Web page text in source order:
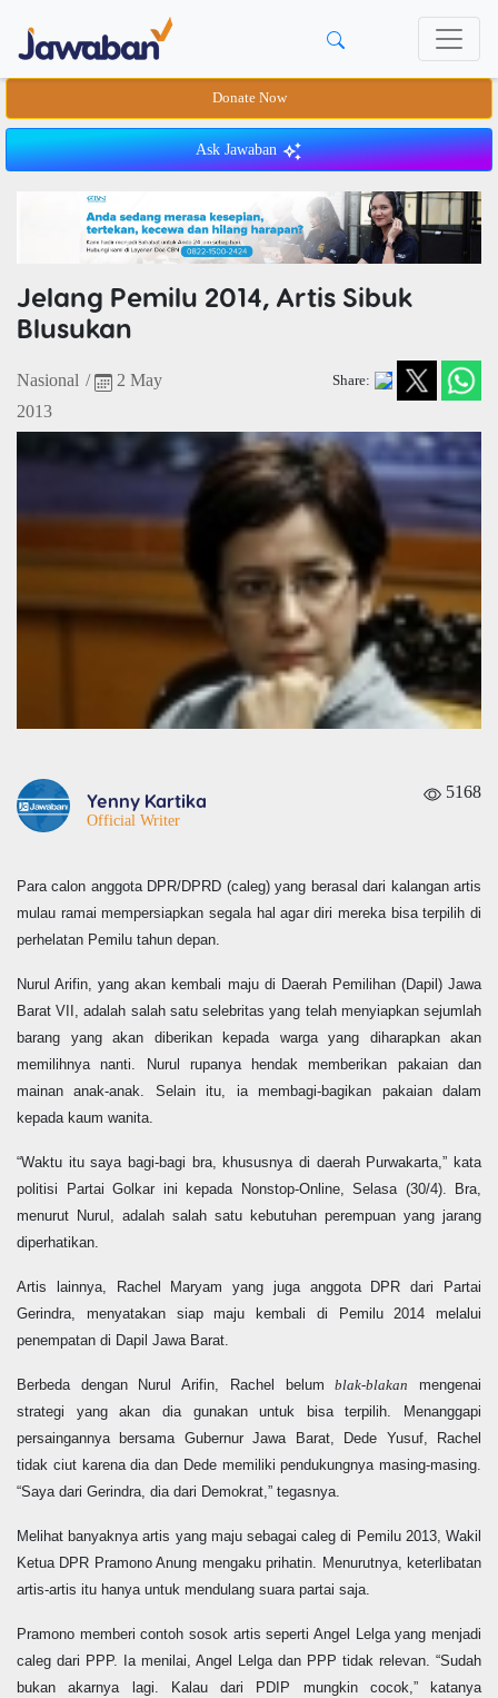
Donate Now
Ask Jawaban
Jelang Pemilu 2014, Artis Sibuk
Blusukan
Nasional /
2 May
2013
Share:
Yenny Kartika
Official Writer
5168
Para calon anggota DPR/DPRD (caleg) yang berasal dari kalangan artis
mulau ramai mempersiapkan segala hal agar diri mereka bisa terpilih di
perhelatan Pemilu tahun depan.
Nurul Arifin, yang akan kembali maju di Daerah Pemilihan (Dapil) Jawa
Barat VII, adalah salah satu selebritas yang telah menyiapkan sejumlah
barang yang akan diberikan kepada warga yang diharapkan akan
memilihnya nanti. Nurul rupanya hendak memberikan pakaian dan
mainan anak-anak. Selain itu, ia membagi-bagikan pakaian dalam
kepada kaum wanita.
“Waktu itu saya bagi-bagi bra, khususnya di daerah Purwakarta,” kata
politisi Partai Golkar ini kepada Nonstop-Online, Selasa (30/4). Bra,
menurut Nurul, adalah salah satu kebutuhan perempuan yang jarang
diperhatikan.
Artis lainnya, Rachel Maryam yang juga anggota DPR dari Partai
Gerindra, menyatakan siap maju kembali di Pemilu 2014 melalui
penempatan di Dapil Jawa Barat.
Berbeda dengan Nurul Arifin, Rachel belumblak-blakan mengenai
strategi yang akan dia gunakan untuk bisa terpilih. Menanggapi
persaingannya bersama Gubernur Jawa Barat, Dede Yusuf, Rachel
tidak ciut karena dia dan Dede memiliki pendukungnya masing-masing.
“Saya dari Gerindra, dia dari Demokrat,” tegasnya.
Melihat banyaknya artis yang maju sebagai caleg di Pemilu 2013, Wakil
Ketua DPR Pramono Anung mengaku prihatin. Menurutnya, keterlibatan
artis-artis itu hanya untuk mendulang suara partai saja.
Pramono memberi contoh sosok artis seperti Angel Lelga yang menjadi
caleg dari PPP. Ia menilai, Angel Lelga dan PPP tidak relevan. “Sudah
bukan akarnya lagi. Kalau dari PDIP mungkin cocok,” katanya